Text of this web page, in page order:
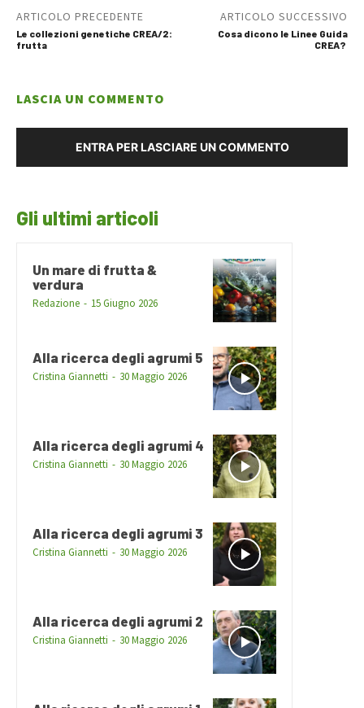
ARTICOLO PRECEDENTE
Le collezioni genetiche CREA/2:
frutta
ARTICOLO SUCCESSIVO
Cosa dicono le Linee Guida
CREA?
LASCIA UN COMMENTO
ENTRA PER LASCIARE UN COMMENTO
Gli ultimi articoli
Un mare di frutta &
verdura
Redazione - 15 Giugno 2026
Alla ricerca degli agrumi 5
Cristina Giannetti - 30 Maggio 2026
Alla ricerca degli agrumi 4
Cristina Giannetti - 30 Maggio 2026
Alla ricerca degli agrumi 3
Cristina Giannetti - 30 Maggio 2026
Alla ricerca degli agrumi 2
Cristina Giannetti - 30 Maggio 2026